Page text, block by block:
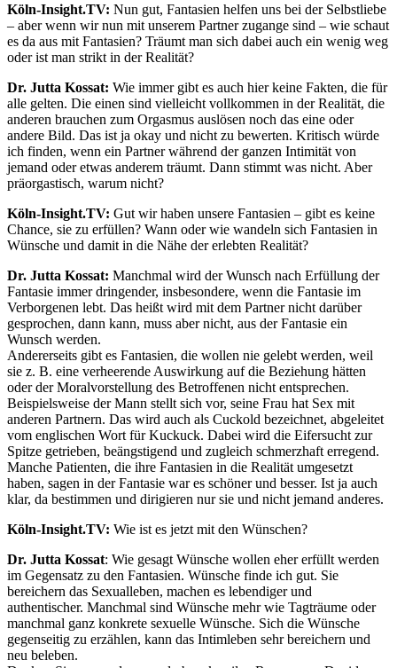
Köln-Insight.TV: Nun gut, Fantasien helfen uns bei der Selbstliebe
– aber wenn wir nun mit unserem Partner zugange sind – wie schaut
es da aus mit Fantasien? Träumt man sich dabei auch ein wenig weg
oder ist man strikt in der Realität?
Dr. Jutta Kossat: Wie immer gibt es auch hier keine Fakten, die für
alle gelten. Die einen sind vielleicht vollkommen in der Realität, die
anderen brauchen zum Orgasmus auslösen noch das eine oder
andere Bild. Das ist ja okay und nicht zu bewerten. Kritisch würde
ich finden, wenn ein Partner während der ganzen Intimität von
jemand oder etwas anderem träumt. Dann stimmt was nicht. Aber
präorgastisch, warum nicht?
Köln-Insight.TV: Gut wir haben unsere Fantasien – gibt es keine
Chance, sie zu erfüllen? Wann oder wie wandeln sich Fantasien in
Wünsche und damit in die Nähe der erlebten Realität?
Dr. Jutta Kossat: Manchmal wird der Wunsch nach Erfüllung der
Fantasie immer dringender, insbesondere, wenn die Fantasie im
Verborgenen lebt. Das heißt wird mit dem Partner nicht darüber
gesprochen, dann kann, muss aber nicht, aus der Fantasie ein
Wunsch werden.
Andererseits gibt es Fantasien, die wollen nie gelebt werden, weil
sie z. B. eine verheerende Auswirkung auf die Beziehung hätten
oder der Moralvorstellung des Betroffenen nicht entsprechen.
Beispielsweise der Mann stellt sich vor, seine Frau hat Sex mit
anderen Partnern. Das wird auch als Cuckold bezeichnet, abgeleitet
vom englischen Wort für Kuckuck. Dabei wird die Eifersucht zur
Spitze getrieben, beängstigend und zugleich schmerzhaft erregend.
Manche Patienten, die ihre Fantasien in die Realität umgesetzt
haben, sagen in der Fantasie war es schöner und besser. Ist ja auch
klar, da bestimmen und dirigieren nur sie und nicht jemand anderes.
Köln-Insight.TV: Wie ist es jetzt mit den Wünschen?
Dr. Jutta Kossat: Wie gesagt Wünsche wollen eher erfüllt werden
im Gegensatz zu den Fantasien. Wünsche finde ich gut. Sie
bereichern das Sexualleben, machen es lebendiger und
authentischer. Manchmal sind Wünsche mehr wie Tagträume oder
manchmal ganz konkrete sexuelle Wünsche. Sich die Wünsche
gegenseitig zu erzählen, kann das Intimleben sehr bereichern und
neu beleben.